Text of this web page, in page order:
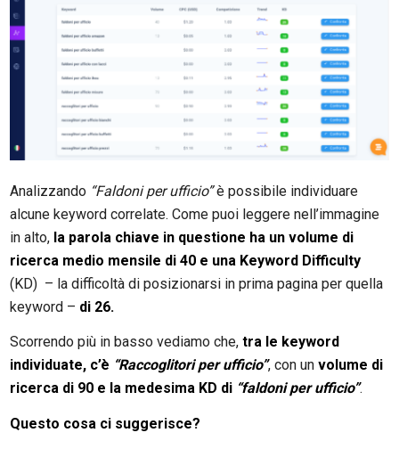
Analizzando “Faldoni per ufficio”è possibile individuare
alcune keyword correlate. Come puoi leggere nell’immagine
in alto, la parola chiave in questione ha un volume di
ricerca medio mensile di 40 e una Keyword Difficulty
(KD) – la difficoltà di posizionarsi in prima pagina per quella
keyword – di 26.
Scorrendo più in basso vediamo che,tra le keyword
individuate, c’è “Raccoglitori per ufficio”, con un volume di
ricerca di 90 e la medesima KD di “faldoni per ufficio”.
Questo cosa ci suggerisce?